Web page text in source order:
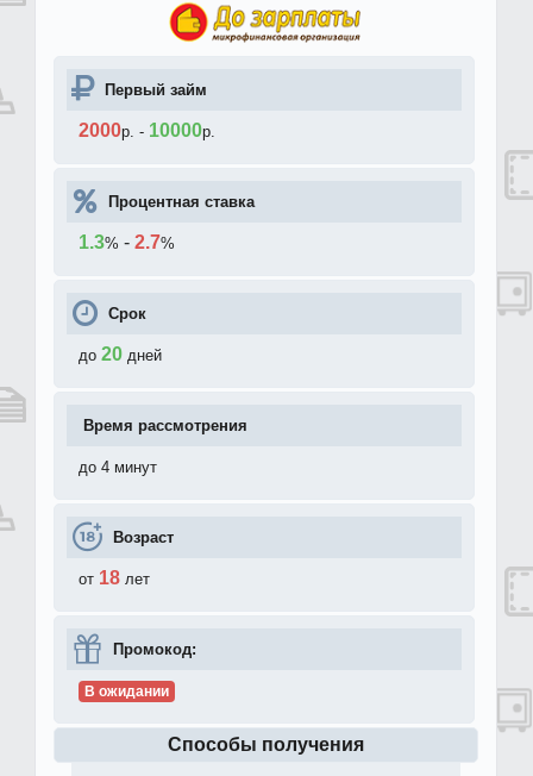
Первый займ
2000р. - 10000р.
Процентная ставка
1.3% - 2.7%
Срок
до 20 дней
Время рассмотрения
до 4 минут
Возраст
от 18 лет
Промокод:
В ожидании
Способы получения